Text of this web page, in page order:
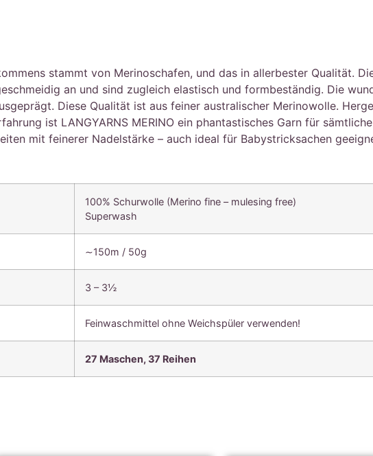
stammt von Merinoschafen, und das in allerbester Qualität.
an und sind zugleich elastisch und formbeständig. Die
Diese Qualität ist aus feiner australischer Merinowolle.
ist LANGYARNS MERINO ein phantastisches Garn für
mit feinerer Nadelstärke – auch ideal für Babystricksachen
100% Schurwolle (Merino fine – mulesing free)
Superwash
∼150m / 50g
3 – 3½
Feinwaschmittel ohne Weichspüler verwenden!
27 Maschen, 37 Reihen